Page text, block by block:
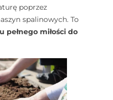
poprzez
spalinowych. To
pełnego miłości do